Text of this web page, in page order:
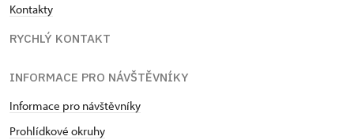
Kontakty
RYCHLÝ KONTAKT
INFORMACE PRO NÁVŠTĚVNÍKY
Informace pro návštěvníky
Prohlídkové okruhy